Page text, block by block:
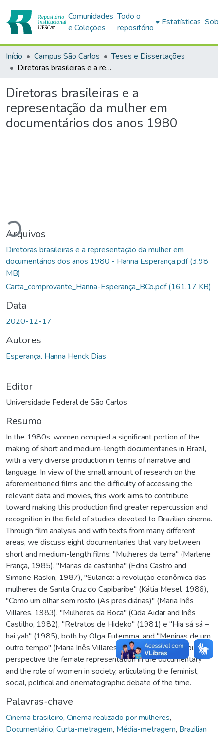
Comunidades
e Coleções
Todo o
repositório
Estatísticas
Início Campus São Carlos
Teses e Dissertações
Diretoras brasileiras e a representação da mulher em documentários dos anos 1980
Diretoras brasileiras e a
representação da mulher em
documentários dos anos 1980
Carregando...
Arquivos
Diretoras brasileiras e a representação da mulher em
documentários dos anos 1980 - Hanna Esperança.pdf(3.98
MB)
Carta_comprovante_Hanna-Esperança_BCo.pdf(161.17 KB)
Data
2020-12-17
Autores
Esperança, Hanna Henck Dias
Editor
Universidade Federal de São Carlos
Resumo
In the 1980s, women occupied a significant portion of the
making of short and medium-length documentaries in Brazil,
with a very diverse production in terms of narrative and
language. In view of the small amount of research on the
aforementioned films and the difficulty of accessing the
relevant data and movies, this work aims to contribute
toward making this production find greater repercussion and
recognition in the field of studies devoted to Brazilian cinema.
Through film analysis and with texts from many different
areas, we discuss eight documentaries that vary between
short and medium-length films: "Mulheres da terra" (Marlene
França, 1985), "Marias da castanha" (Edna Castro and
Simone Raskin, 1987), "Sulanca: a revolução econômica das
mulheres de Santa Cruz do Capibaribe" (Kátia Mesel, 1986),
"Como um olhar sem rosto (As presidiárias)" (Maria Inês
Villares, 1983), "Mulheres da Boca" (Cida Aidar and Inês
Castilho, 1982), "Retratos de Hideko" (1981) e "Hia sá sá –
hai yah" (1985), both by Olga Futemma, and "Meninas de um
outro tempo" (Maria Inês Villares, 1986). These films put in
perspective the female representation in the documentary
and the role of women in society, articulating the feminist,
social, political and cinematographic debate of the time.
Palavras-chave
Cinema brasileiro, Cinema realizado por mulheres,
Documentário, Curta-metragem, Média-metragem, Brazilian